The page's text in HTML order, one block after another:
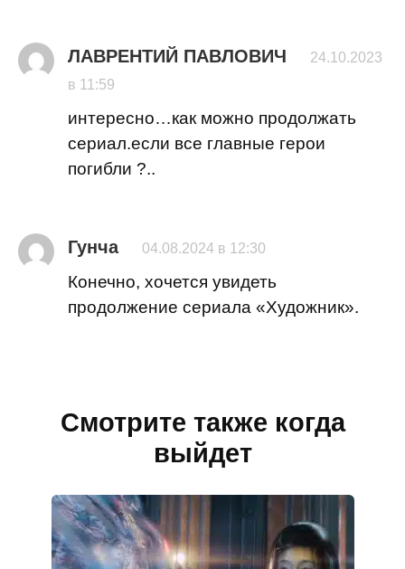
ЛАВРЕНТИЙ ПАВЛОВИЧ
24.10.2023
в 11:59
интересно…как можно продолжать
сериал.если все главные герои
погибли ?..
Гунча 04.08.2024 в 12:30
Конечно, хочется увидеть
продолжение сериала «Художник».
Смотрите также когда
выйдет